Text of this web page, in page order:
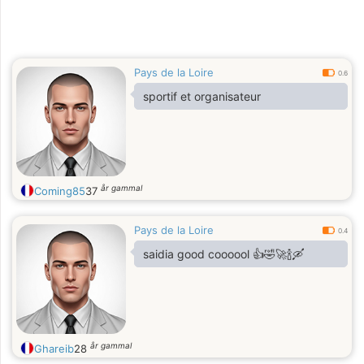
Pays de la Loire 0.6
sportif et organisateur
Coming8537 år gammal
Pays de la Loire 0.4
saidia good coooool 👍🤣🚀🍾🛶
Ghareib28 år gammal